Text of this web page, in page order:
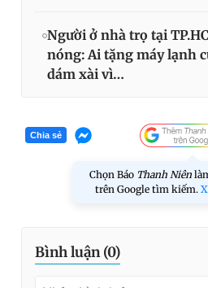
Người ở nhà trọ tại
nóng: Ai tặng máy lạnh
dám xài vì…
Chia sẻ
Chọn Báo Thanh Niên
trên Google tìm kiếm.
Bình luận (0)